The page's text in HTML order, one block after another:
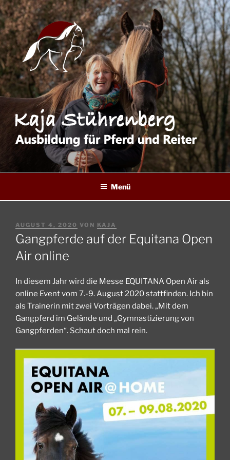
Zum
Inhalt
springen
Menü
VERÖFFENTLICHT
AM
AUGUST 4, 2020 VON KAJA
Gangpferde auf der Equitana Open
Air online
In diesem Jahr wird die Messe EQUITANA Open Air als
online Event vom 7.-9. August 2020 stattfinden. Ich bin
als Trainerin mit zwei Vorträgen dabei. „Mit dem
Gangpferd im Gelände und „Gymnastizierung von
Gangpferden“. Schaut doch mal rein.